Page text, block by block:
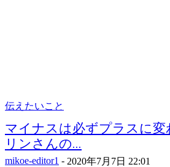
伝えたいこと
マイナスは必ずプラスに変
リンさんの...
mikoe-editor1 - 2020年7月7日 22:01